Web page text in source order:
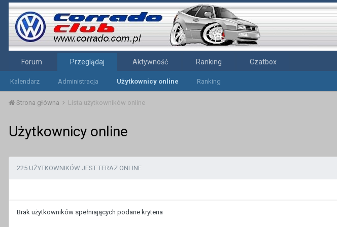
Forum Przeglądaj
Kalendarz Administracja Użytkownicy online Ranking
Aktywność Ranking Czatbox
Strona główna Lista użytkowników online
Użytkownicy online
225 UŻYTKOWNIKÓW JEST TERAZ ONLINE
Brak użytkowników spełniających podane kryteria